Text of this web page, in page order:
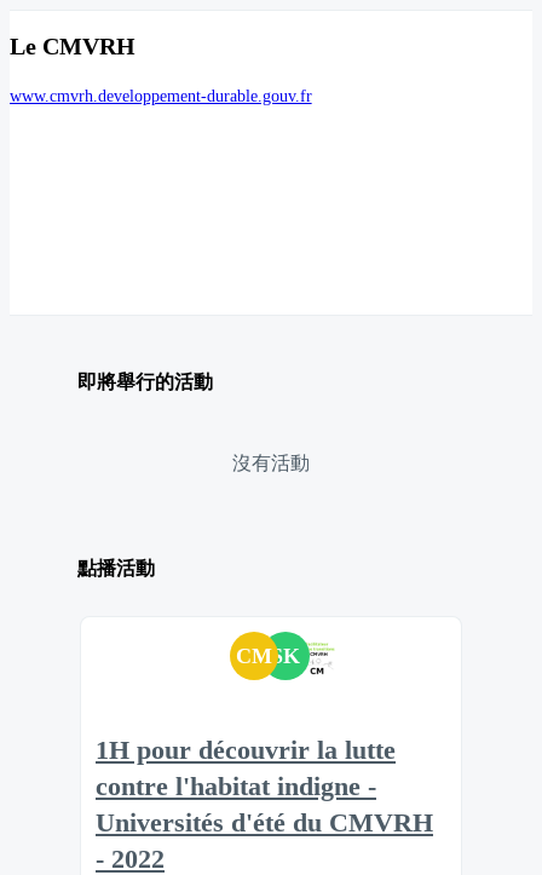
Le CMVRH
www.cmvrh.developpement-durable.gouv.fr
即將舉行的活動
沒有活動
點播活動
CMSK
1H pour découvrir la lutte
contre l'habitat indigne -
Universités d'été du CMVRH
- 2022